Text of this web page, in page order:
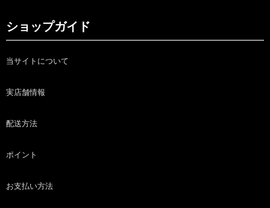
ショップガイド
当サイトについて
実店舗情報
配送方法
ポイント
お支払い方法